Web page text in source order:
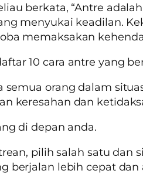
berkata, “Antre
menyukai keadilan.
memaksakan
10 cara antre yang
semua orang dalam
keresahan dan
di depan anda.
pilih salah satu dan
berjalan lebih cepat dan